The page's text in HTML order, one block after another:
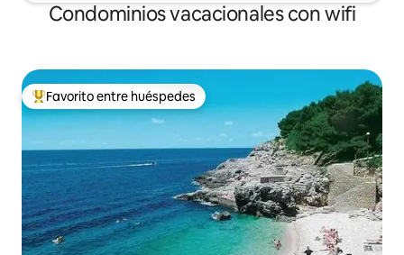
Condominios vacacionales con wifi
Favorito entre huéspedes preferido
Favorito entre huéspedes